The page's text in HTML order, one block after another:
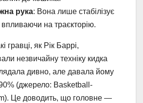
рука: Вона лише стабілізує
впливаючи на траєкторію.
гравці, як Рік Баррі,
незвичайну техніку кидка
дивно, але давала йому
(джерело: Basketball-
Це доводить, що головне —